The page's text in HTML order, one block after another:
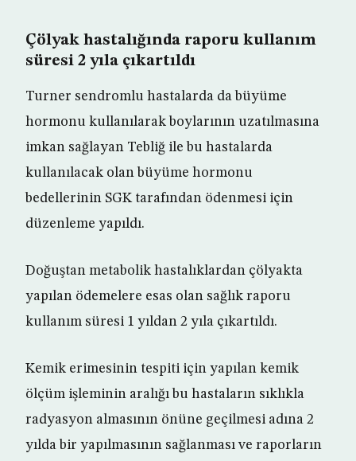
Çölyak hastalığında raporu kullanım
süresi 2 yıla çıkartıldı
Turner sendromlu hastalarda da büyüme
hormonu kullanılarak boylarının uzatılmasına
imkan sağlayan Tebliğ ile bu hastalarda
kullanılacak olan büyüme hormonu
bedellerinin SGK tarafından ödenmesi için
düzenleme yapıldı.
Doğuştan metabolik hastalıklardan çölyakta
yapılan ödemelere esas olan sağlık raporu
kullanım süresi 1 yıldan 2 yıla çıkartıldı.
Kemik erimesinin tespiti için yapılan kemik
ölçüm işleminin aralığı bu hastaların sıklıkla
radyasyon almasının önüne geçilmesi adına 2
yılda bir yapılmasının sağlanması ve raporların